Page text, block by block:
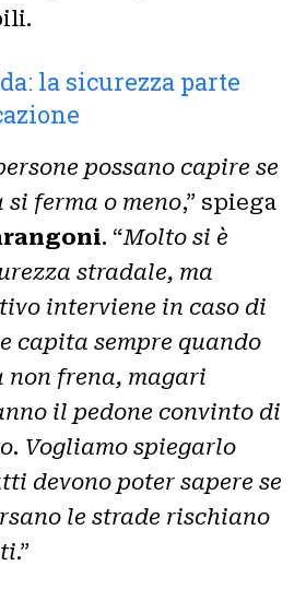
la sicurezza parte
possano capire se
ferma o meno,” spiega
. “Molto si è
stradale, ma
interviene in caso di
capita sempre quando
non frena, magari
il pedone convinto di
Vogliamo spiegarlo
devono poter sapere se
le strade rischiano
.”